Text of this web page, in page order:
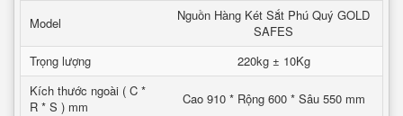
Model
Nguồn Hàng Két Sắt Phú Quý GOLD
SAFES
Trọng lượng
220kg ± 10Kg
Kích thước ngoài ( C *
R * S ) mm
Cao 910 * Rộng 600 * Sâu 550 mm